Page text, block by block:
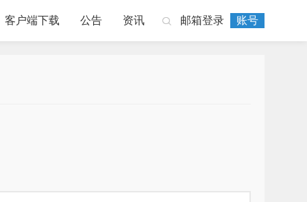
邮箱登录 账号

客户端下载 公告 资讯